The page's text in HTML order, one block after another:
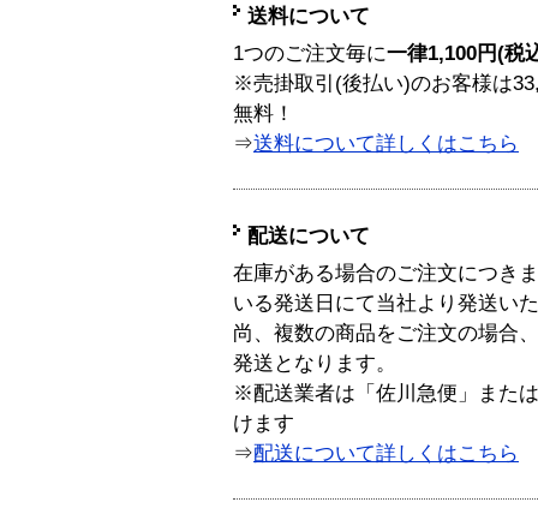
送料について
1つのご注文毎に一律1,100円(税
※売掛取引(後払い)のお客様は
無料！
⇒送料について詳しくはこちら
配送について
在庫がある場合のご注文につき
いる発送日にて当社より発送い
尚、複数の商品をご注文の場合
発送となります。
※配送業者は「佐川急便」また
けます
⇒配送について詳しくはこちら